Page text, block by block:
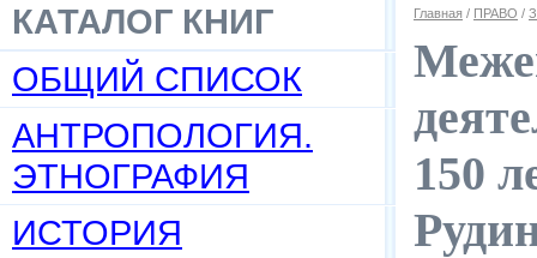
КАТАЛОГ КНИГ
ОБЩИЙ СПИСОК
АНТРОПОЛОГИЯ.
ЭТНОГРАФИЯ
ИСТОРИЯ
Главная / ПРАВО /
150